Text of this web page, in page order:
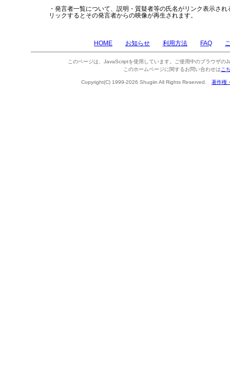
・発言者一覧について、説明・質疑者等の氏名がリンク表示さ
リックするとその発言者からの映像が再生されます。
HOME お知らせ 利用方法 FAQ
このページは、JavaScriptを使用しています。ご使用中のブラウザの
このホームページに関するお問い合わせは こ
Copyright(C) 1999-2026 Shugiin All Rights Reserved. 著作権